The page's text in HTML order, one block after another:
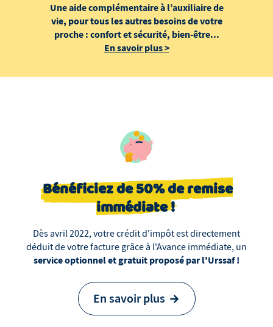
Une aide complémentaire à l’auxiliaire de
vie, pour tous les autres besoins de votre
proche : confort et sécurité, bien-être...
En savoir plus>
Bénéficiez de 50% de remise
immédiate !
Dès avril 2022, votre crédit d'impôt est directement
déduit de votre facture grâce à l'Avance immédiate, un
service optionnel et gratuit proposé par l'Urssaf !
En savoir plus